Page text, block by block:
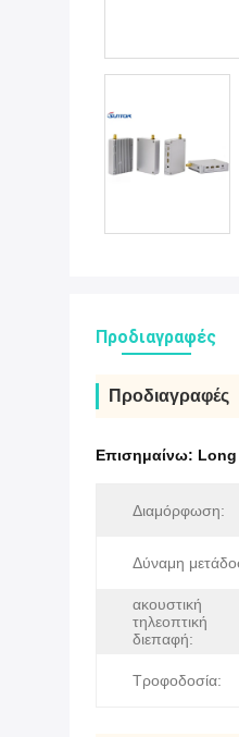
Προδιαγραφές
Προδιαγραφές
Επισημαίνω: Long
Διαμόρφωση:
Δύναμη
ακουστική
τηλεοπτική
διεπαφή:
Τροφοδοσία: